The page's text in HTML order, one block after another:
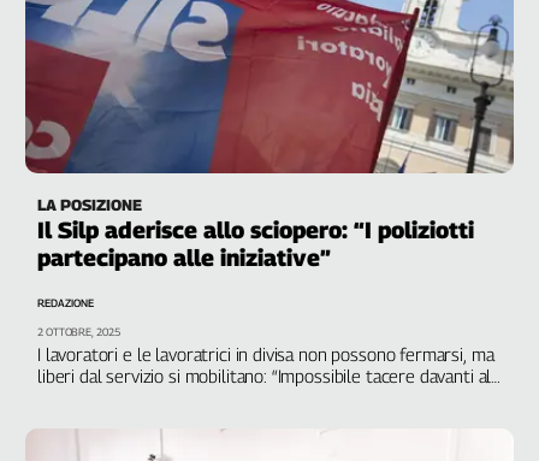
LA POSIZIONE
Il Silp aderisce allo sciopero: “I poliziotti
partecipano alle iniziative”
I lavoratori e le lavoratrici in divisa non possono fermarsi, ma
liberi dal servizio si mobilitano: “Impossibile tacere davanti al
REDAZIONE
2 OTTOBRE, 2025